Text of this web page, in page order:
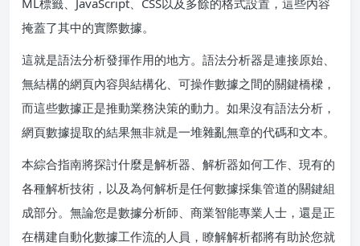
ML標籤、JavaScript、CSS以及多餘的格式設置，這些內容
掩蓋了其中的實際數據。
這就是語法分析發揮作用的地方。語法分析器是連接原始、
無結構的網頁內容與結構化、可操作數據之間的關鍵橋樑，
而這些數據正是推動業務決策的動力。如果沒有語法分析，
網頁數據提取的結果無非就是一堆雜亂無章的代碼和文本。
本綜合指南將探討什麼是解析器、解析器如何工作、現有的
各種解析技術，以及為何解析是任何數據採集管道的關鍵組
成部分。無論您是數據分析師、商業智能專業人士，還是正
在構建自動化數據工作流的人員，瞭解解析都將有助於您就